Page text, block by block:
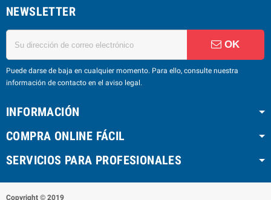
NEWSLETTER
OK
Puede darse de baja en cualquier momento. Para ello, consulte nuestra
información de contacto en el aviso legal.
INFORMACIÓN
COMPRA ONLINE FÁCIL
SERVICIOS PARA PROFESIONALES
Copyright © 2019